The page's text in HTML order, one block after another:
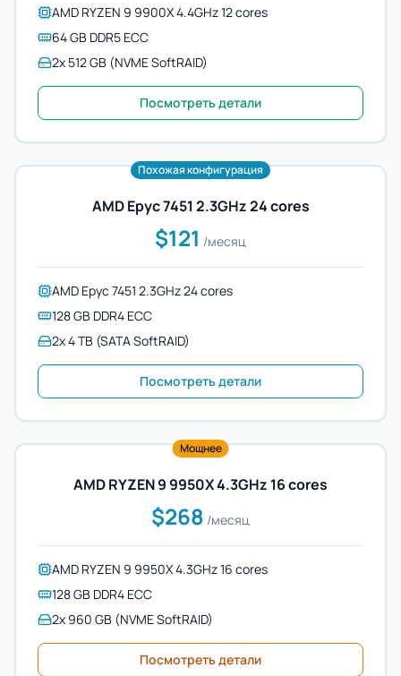
AMD RYZEN 9 9900X 4.4GHz 12 cores
64 GB DDR5 ECC
2x 512 GB (NVME SoftRAID)
Посмотреть детали
Похожая конфигурация
AMD Epyc 7451 2.3GHz 24 cores
$121 /месяц
AMD Epyc 7451 2.3GHz 24 cores
128 GB DDR4 ECC
2x 4 TB (SATA SoftRAID)
Посмотреть детали
Мощнее
AMD RYZEN 9 9950X 4.3GHz 16 cores
$268 /месяц
AMD RYZEN 9 9950X 4.3GHz 16 cores
128 GB DDR4 ECC
2x 960 GB (NVME SoftRAID)
Посмотреть детали